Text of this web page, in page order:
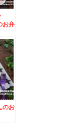
お弁
のお